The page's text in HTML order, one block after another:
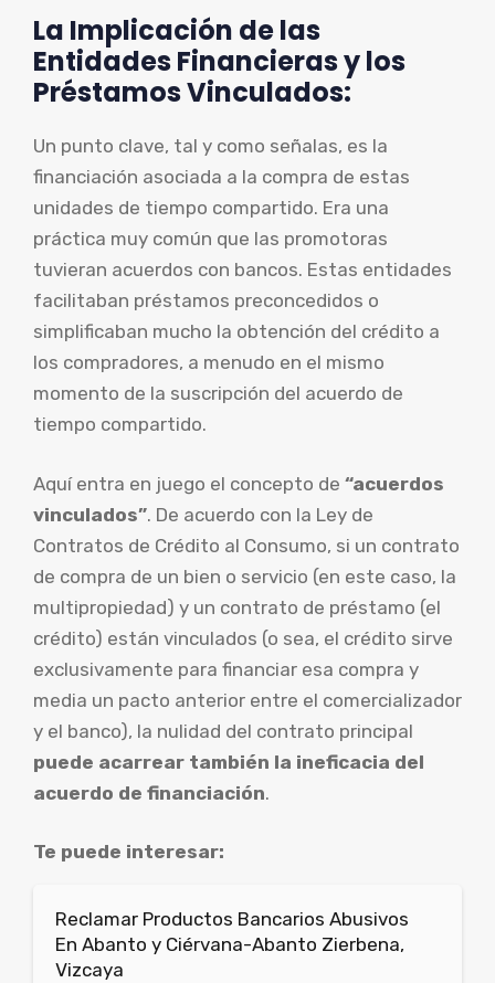
La Implicación de las
Entidades Financieras y los
Préstamos Vinculados:
Un punto clave, tal y como señalas, es la
financiación asociada a la compra de estas
unidades de tiempo compartido. Era una
práctica muy común que las promotoras
tuvieran acuerdos con bancos. Estas entidades
facilitaban préstamos preconcedidos o
simplificaban mucho la obtención del crédito a
los compradores, a menudo en el mismo
momento de la suscripción del acuerdo de
tiempo compartido.
Aquí entra en juego el concepto de “acuerdos
vinculados”. De acuerdo con la Ley de
Contratos de Crédito al Consumo, si un contrato
de compra de un bien o servicio (en este caso, la
multipropiedad) y un contrato de préstamo (el
crédito) están vinculados (o sea, el crédito sirve
exclusivamente para financiar esa compra y
media un pacto anterior entre el comercializador
y el banco), la nulidad del contrato principal
puede acarrear también la ineficacia del
acuerdo de financiación.
Te puede interesar:
Reclamar Productos Bancarios Abusivos
En Abanto y Ciérvana-Abanto Zierbena,
Vizcaya